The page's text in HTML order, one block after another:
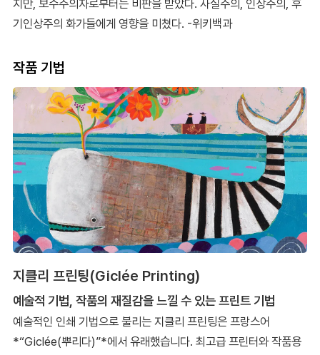
지만, 보수주의자로부터는 비판을 받았다. 사실주의, 인상주의, 후
기인상주의 화가들에게 영향을 미쳤다. -위키백과
작품 기법
지클리 프린팅(Giclée Printing)
예술적 기법, 작품의 재질감을 느낄 수 있는 프린트 기법
예술적인 인쇄 기법으로 불리는 지클리 프린팅은 프랑스어
*“Giclée(뿌리다)”*에서 유래했습니다. 최고급 프린터와 작품용